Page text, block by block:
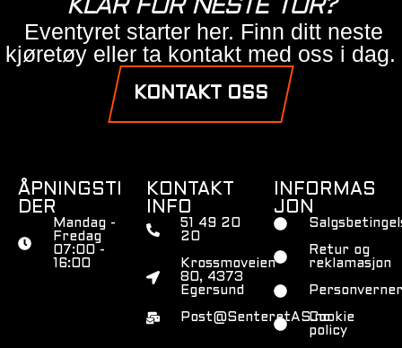
KLAR FOR NESTE TUR?
Eventyret starter her. Finn ditt neste
kjøretøy eller ta kontakt med oss i dag.
KONTAKT OSS
ÅPNINGSTI
DER
Mandag -
Fredag
07:00 -
16:00
KONTAKT
INFO
51 49 20
20
Krossmoveien
80, 4373
Egersund
Post@SenteretAS.no
INFORMAS
JON
Retur og
reklamasjon
Cookie
policy